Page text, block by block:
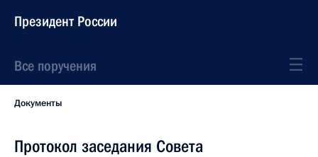
Президент России
Все поручения
Документы
Протокол заседания Совета